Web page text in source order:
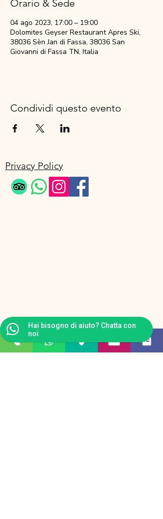
Orario & Sede
04 ago 2023, 17:00 – 19:00
Dolomites Geyser Restaurant Apres Ski,
38036 Sèn Jan di Fassa, 38036 San
Giovanni di Fassa TN, Italia
Condividi questo evento
Privacy Policy
Hai bisogno di aiuto? Chatta con
noi